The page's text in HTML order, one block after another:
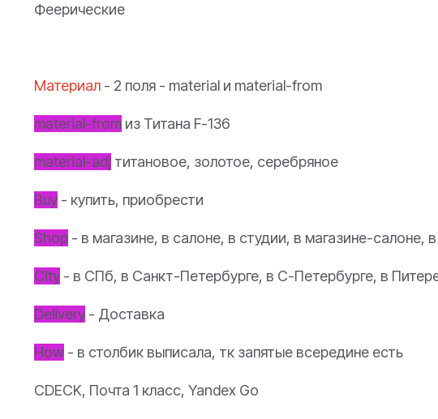
Феерические
Материал - 2 поля - material и material-from
material-from из Титана F-136
material-adj титановое, золотое, серебряное
Buy - купить, приобрести
Shop - в магазине, в салоне, в студии, в магазине-салоне,
City - в СПб, в Санкт-Петербурге, в С-Петербурге, в
Delivery - Доставка
How - в столбик выписала, тк запятые всередине есть
CDECK, Почта 1 класс, Yandex Go